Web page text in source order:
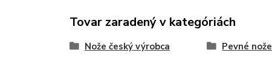
Tovar zaradený v kategóriách
Nože český výrobca Pevné nože